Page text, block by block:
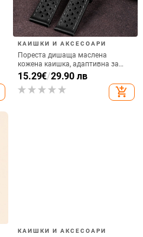
КАИШКИ И АКСЕСОАРИ
Пореста дишаща маслена
кожена каишка, адаптивна за
Huawei Samsung Crazy Horse
матиран часовник с катарама
тип „пеперуда“ 20 мм на склад
15.29€/29.90 лв
add_shopping_cart
КАИШКИ И АКСЕСОАРИ